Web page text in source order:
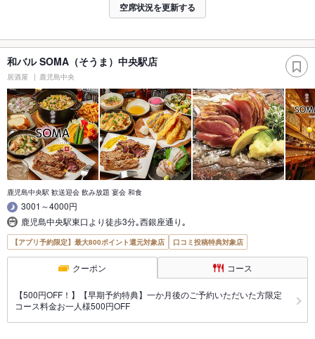
空席状況を更新する
和バル SOMA（そうま）中央駅店
居酒屋 鹿児島中央
鹿児島中央駅 歓送迎会 飲み放題 宴会 和食
3001～4000円
鹿児島中央駅東口より徒歩3分｡西銀座通り｡
【アプリ予約限定】最大800ポイント還元対象店 口コミ投稿特典対象店
クーポン コース
【500円OFF！】【早期予約特典】一か月後のご予約いただいた方限定
コース料金お一人様500円OFF